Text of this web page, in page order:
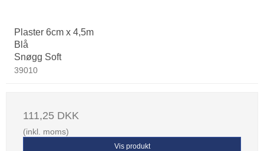
Plaster 6cm x 4,5m
Blå
Snøgg Soft
39010
111,25 DKK
(inkl. moms)
Vis produkt